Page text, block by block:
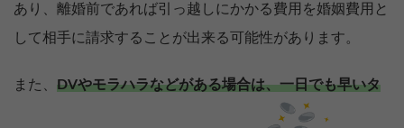
あり、離婚前であれば引っ越しにかかる費用を婚姻費用と
して相手に請求することが出来る可能性があります。
また、 DVやモラハラなどがある場合は、一日でも早いタ